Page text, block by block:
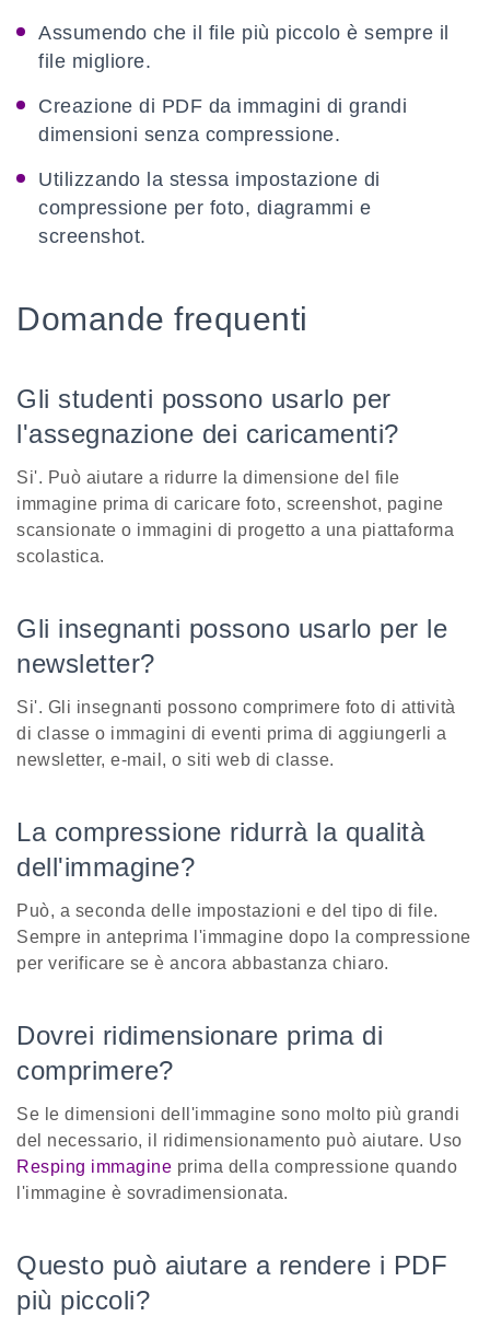
Assumendo che il file più piccolo è sempre il
file migliore.
Creazione di PDF da immagini di grandi
dimensioni senza compressione.
Utilizzando la stessa impostazione di
compressione per foto, diagrammi e
screenshot.
Domande frequenti
Gli studenti possono usarlo per
l'assegnazione dei caricamenti?
Si'. Può aiutare a ridurre la dimensione del file
immagine prima di caricare foto, screenshot, pagine
scansionate o immagini di progetto a una piattaforma
scolastica.
Gli insegnanti possono usarlo per le
newsletter?
Si'. Gli insegnanti possono comprimere foto di attività
di classe o immagini di eventi prima di aggiungerli a
newsletter, e-mail, o siti web di classe.
La compressione ridurrà la qualità
dell'immagine?
Può, a seconda delle impostazioni e del tipo di file.
Sempre in anteprima l'immagine dopo la compressione
per verificare se è ancora abbastanza chiaro.
Dovrei ridimensionare prima di
comprimere?
Se le dimensioni dell'immagine sono molto più grandi
del necessario, il ridimensionamento può aiutare. Uso
Resping immagine prima della compressione quando
l'immagine è sovradimensionata.
Questo può aiutare a rendere i PDF
più piccoli?